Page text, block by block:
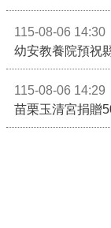
115-08-06 14:30
幼安教養院預祝
115-08-06 14:29